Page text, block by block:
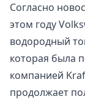
Согласно
этом году
водородный
которая была
компанией
продолжает